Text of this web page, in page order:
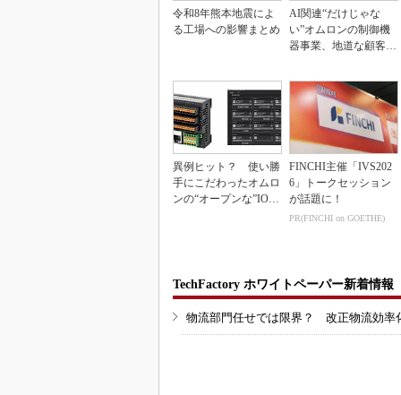
令和8年熊本地震によ
る工場への影響まとめ
AI関連“だけじゃな
い”オムロンの制御機
器事業、地道な顧客基
異例ヒット？ 使い勝
手にこだわったオムロ
ンの“オープンな”IO-L
FINCHI主催「IVS202
6」トークセッション
が話題に！
PR(FINCHI on GOETHE)
TechFactory ホワイトペーパー新着情報
物流部門任せでは限界？ 改正物流効率